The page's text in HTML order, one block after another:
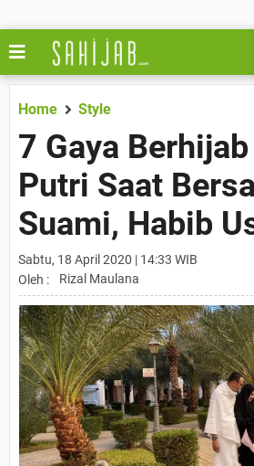
Home Style
7 Gaya
Putri Saat
Suami, Habib
Sabtu, 18 April 2020 | 14:33 WIB
Oleh :
Rizal Maulana